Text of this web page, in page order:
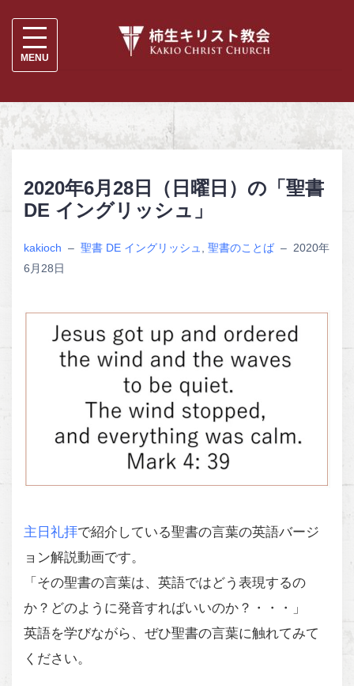
2020年6月28日（日曜日）の「聖書
DE イングリッシュ」
kakioch – 聖書 DE イングリッシュ 聖書のことば – 2020年
6月28日
主日礼拝で紹介している聖書の言葉の英語バージ
ョン解説動画です。
「その聖書の言葉は、英語ではどう表現するの
か？どのように発音すればいいのか？・・・」
英語を学びながら、ぜひ聖書の言葉に触れてみて
ください。